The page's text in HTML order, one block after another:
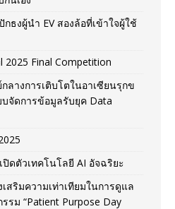
กธงผู้นำ EV สองล้อที่เข้าใจผู้ใช้
2025 Final Competition
ลางการเติบโตในอาเซียนรุกข
จัดการข้อมูลรับยุค Data
ปิดตัวเทคโนโลยี AI อัจฉริยะ
สริมความเท่าเทียมในการดูแล
รม “Patient Purpose Day